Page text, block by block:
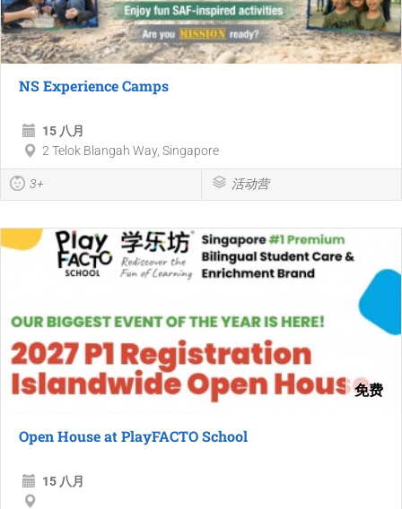
NS Experience Camps
15 八月
2 Telok Blangah Way, Singapore
3+ 活动营
免费
Open House at PlayFACTO School
15 八月